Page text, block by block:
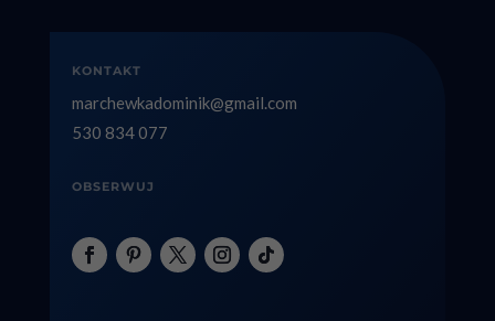
KONTAKT
marchewkadominik@gmail.com
530 834 077
OBSERWUJ